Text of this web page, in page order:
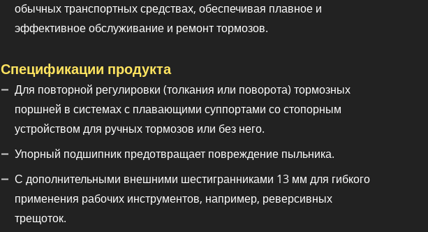
обычных транспортных средствах, обеспечивая плавное и
эффективное обслуживание и ремонт тормозов.
Спецификации продукта
Для повторной регулировки (толкания или поворота) тормозных
поршней в системах с плавающими суппортами со стопорным
устройством для ручных тормозов или без него.
Упорный подшипник предотвращает повреждение пыльника.
С дополнительными внешними шестигранниками 13 мм для гибкого
применения рабочих инструментов, например, реверсивных
трещоток.